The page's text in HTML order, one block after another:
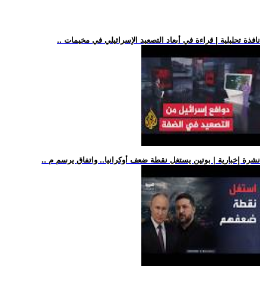
.. نافذة تحليلية | قراءة في أبعاد التصعيد الإسرائيلي في مخيمات
.. نشرة إخبارية | بوتين يستغل نقطة ضعف أوكرانيا.. واتفاق يرسم م